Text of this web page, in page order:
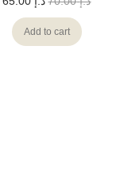
Add to cart